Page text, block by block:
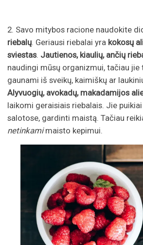
2. Savo mitybos racione naudokite
riebalų. Geriausi riebalai yra kokosų
sviestas. Jautienos, kiaulių, ančių
naudingi mūsų organizmui, tačiau jie
gaunami iš sveikų, kaimiškų ar
Alyvuogių, avokadų, makadamijos
laikomi geraisiais riebalais. Jie
salotose, gardinti maistą. Tačiau
netinkamimaisto kepimui.